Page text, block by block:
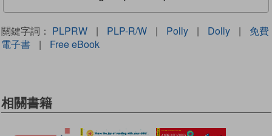
關鍵字詞： PLPRW | PLP-R/W | Polly | Dolly |
免費
電子書
| Free eBook
相關書籍